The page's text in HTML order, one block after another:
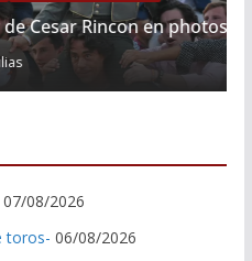
Rincon en photos
07/08/2026
toros- 06/08/2026